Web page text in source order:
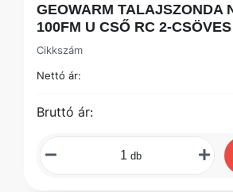
GEOWARM TALAJSZONDA
100FM U CSŐ RC 2-CSÖVES
Cikkszám
Nettó ár:
Bruttó ár:
db